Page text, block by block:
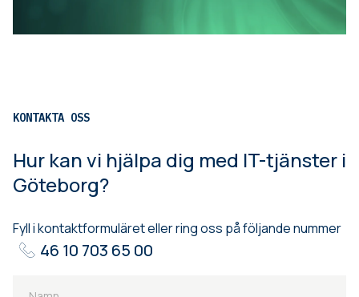
KONTAKTA OSS
Hur kan vi hjälpa dig med IT-tjänster i
Göteborg?
Fyll i kontaktformuläret eller ring oss på följande nummer
46 10 703 65 00